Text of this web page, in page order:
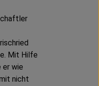
Mit Hilfe
wie
nicht